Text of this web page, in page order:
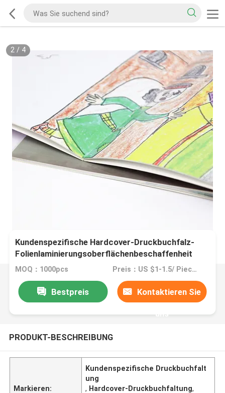
2/ 4
Kundenspezifische Hardcover-Druckbuchfalz-
Folienlaminierungsoberflächenbeschaffenheit
MOQ：1000pcs Preis：US $1-1.5/ Piece / Negotiate
Bestpreis Kontaktieren Sie
uns
PRODUKT-BESCHREIBUNG
Markieren:
Kundenspezifische Druckbuchfalt
ung
, Hardcover-Druckbuchfaltung,